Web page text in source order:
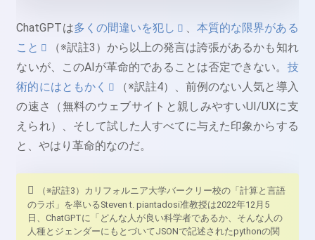
ChatGPTは多くの間違いを犯し
本質的な限界がある
こと
（※訳註3）から以上の発言は誇張があるかも知れ
ないが、このAIが革命的であることは否定できない。 技
術的にはともかく
（※訳註4）、前例のない人気と導入
の速さ（無料のウェブサイトと親しみやすいUI/UXに支
えられ）、そして試した人すべてに与えた印象からする
と、やはり革命的なのだ。
（※訳註3）カリフォルニア大学バークリー校の「計算と言語
のラボ」を率いるSteven t. piantadosi准教授は2022年12月5
日、ChatGPTに「どんな人が良い科学者であるか、そんな人の
人種とジェンダーにもとづいてJSONで記述されたpythonの関